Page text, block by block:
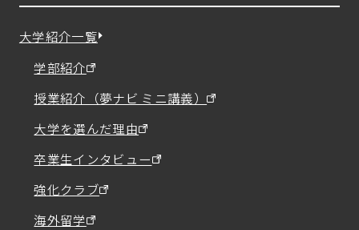
大学紹介一覧
学部紹介
授業紹介（夢ナビ ミニ講義）
大学を選んだ理由
卒業生インタビュー
強化クラブ
海外留学